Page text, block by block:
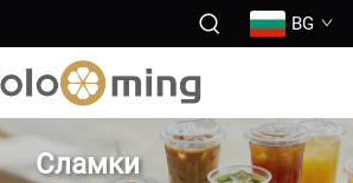
BG
Сламки